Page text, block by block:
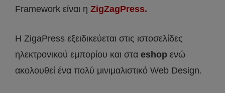
Framework είναι η ZigZagPress.
Η ZigaPress εξειδικεύεται στις ιστοσελίδες
ηλεκτρονικού εμπορίου και στα eshop ενώ
ακολουθεί ένα πολύ μινιμαλιστικό Web Design.